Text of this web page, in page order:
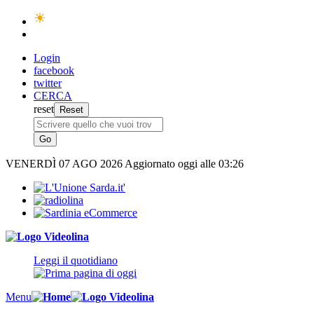
Login
facebook
twitter
CERCA
reset
VENERDÌ 07 AGO 2026 Aggiornato oggi alle 03:26
Leggi il quotidiano
Menu